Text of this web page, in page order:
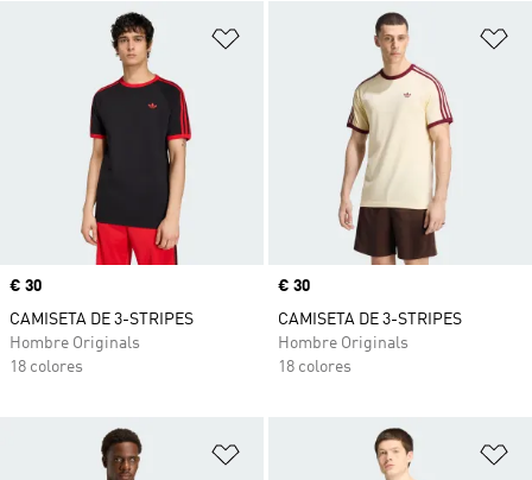
Añadir a la lista de deseos
Precio
€ 30
CAMISETA DE 3-STRIPES
Hombre Originals
18 colores
Precio
€ 30
CAMISETA DE 3-STRIPES
Hombre Originals
18 colores
Añadir a la lista de deseos